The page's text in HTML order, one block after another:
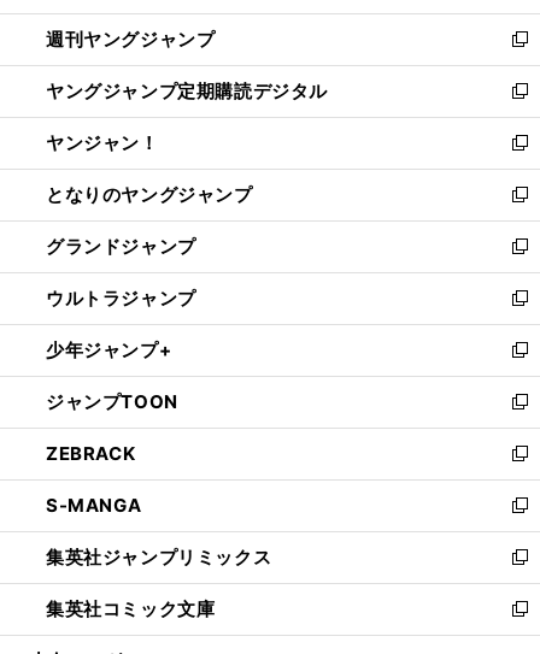
開
く
ウ
で
開
く
ン
ド
ウ
で
開
く
ウ
ィ
ン
ド
ウ
で
開
く
週刊ヤングジャンプ
新
し
い
ウ
ィ
ン
ド
ウ
で
開
く
ヤングジャンプ定期購読デジタル
新
し
い
ウ
ィ
ン
ド
ウ
で
開
く
ヤンジャン！
新
し
い
ウ
ィ
ン
ド
ウ
で
開
く
となりのヤングジャンプ
新
し
い
ウ
ィ
ン
ド
ウ
で
開
く
グランドジャンプ
新
し
い
ウ
ィ
ン
ド
ウ
で
開
く
ウルトラジャンプ
新
し
い
ウ
ィ
ン
ド
ウ
で
開
く
少年ジャンプ+
新
し
い
ウ
ィ
ン
ド
ウ
で
開
く
ジャンプTOON
新
し
い
ウ
ィ
ン
ド
ウ
で
開
ZEBRACK
新
し
い
ウ
ィ
ン
ド
ウ
S-MANGA
新
し
い
ウ
ィ
ン
集英社ジャンプリミックス
新
し
い
ウ
集英社コミック文庫
新
し